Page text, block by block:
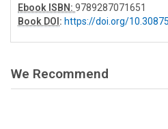
Ebook ISBN: 9789287071651
Book DOI : https://doi.org/
We Recommend